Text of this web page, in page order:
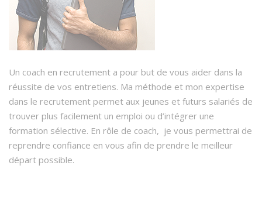
Un coach en recrutement a pour but de vous aider dans la
réussite de vos entretiens. Ma méthode et mon expertise
dans le recrutement permet aux jeunes et futurs salariés de
trouver plus facilement un emploi ou d’intégrer une
formation sélective. En rôle de coach, je vous permettrai de
reprendre confiance en vous afin de prendre le meilleur
départ possible.